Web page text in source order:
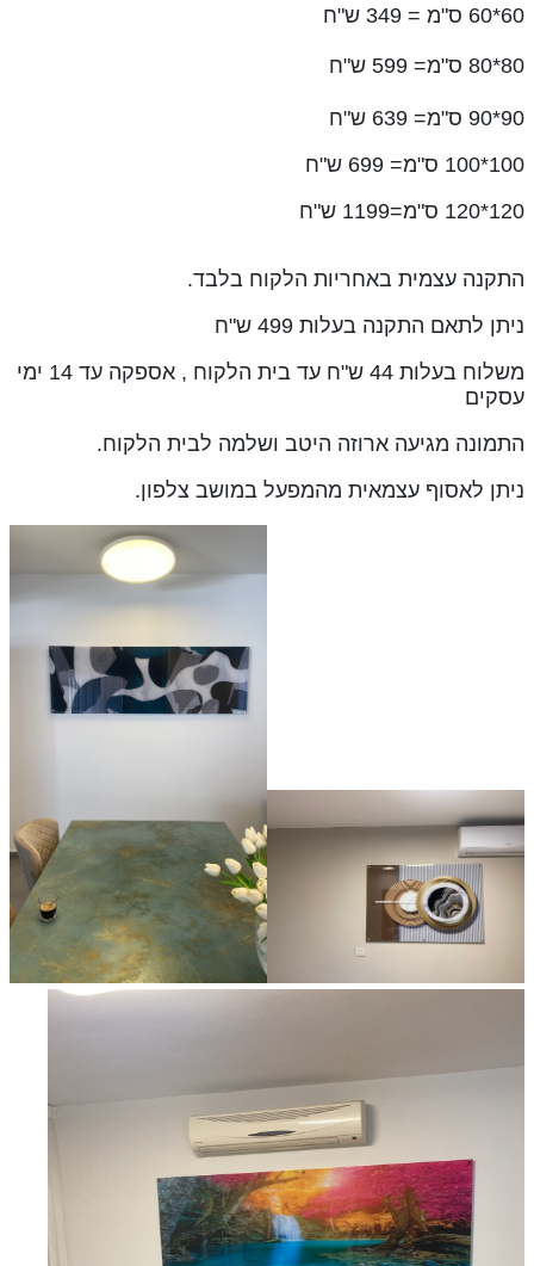
60*60 ס"מ = 349 ש"ח
80*80 ס"מ= 599 ש"ח
90*90 ס"מ= 639 ש"ח
100*100 ס"מ= 699 ש"ח
120*120 ס"מ=1199 ש"ח
התקנה עצמית באחריות הלקוח בלבד.
ניתן לתאם התקנה בעלות 499 ש"ח
משלוח בעלות 44 ש"ח עד בית הלקוח , אספקה עד 14 ימי
עסקים
התמונה מגיעה ארוזה היטב ושלמה לבית הלקוח.
ניתן לאסוף עצמאית מהמפעל במושב צלפון.